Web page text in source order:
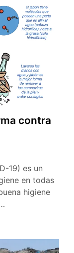
contra
19) es un
en todas
higiene